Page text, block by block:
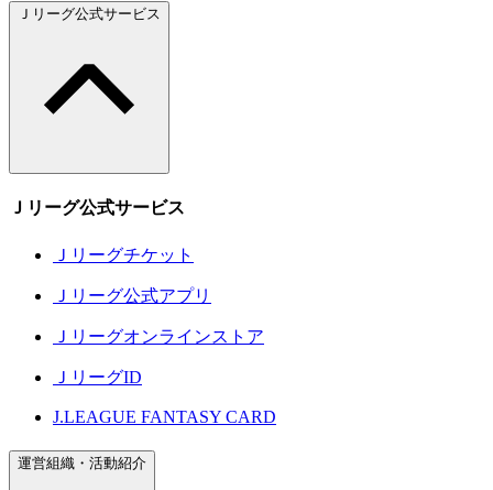
Ｊリーグ公式サービス
Ｊリーグ公式サービス
Ｊリーグチケット
Ｊリーグ公式アプリ
Ｊリーグオンラインストア
ＪリーグID
J.LEAGUE FANTASY CARD
運営組織・活動紹介